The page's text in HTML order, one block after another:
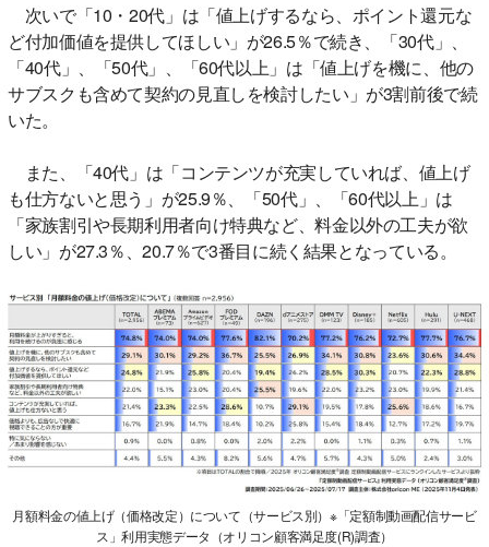
次いで「10・20代」は「値上げするなら、ポイント還元な
ど付加価値を提供してほしい」が26.5％で続き、「30代」、
「40代」、「50代」、「60代以上」は「値上げを機に、他の
サブスクも含めて契約の見直しを検討したい」が3割前後で続
いた。
また、「40代」は「コンテンツが充実していれば、値上げ
も仕方ないと思う」が25.9％、「50代」、「60代以上」は
「家族割引や長期利用者向け特典など、料金以外の工夫が欲
しい」が27.3％、20.7％で3番目に続く結果となっている。
月額料金の値上げ（価格改定）について（サービス別）※「定額制動画配信サービ
ス」利用実態データ（オリコン顧客満足度(R)調査）